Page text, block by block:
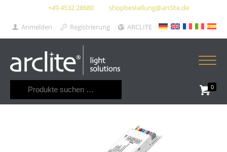
+49 4532 28680 shopbestellung@arclite.de
Anmelden Registrierung ARCLITE
0